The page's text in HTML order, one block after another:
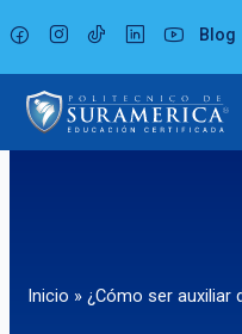
al
contenido
Blog
Inicio » ¿Cómo ser auxiliar